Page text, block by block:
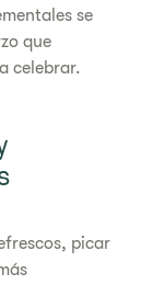
se
que
celebrar.
picar